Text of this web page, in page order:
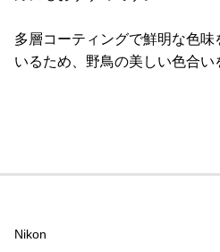
多層コーティングで鮮明な色
いるため、野鳥の美しい色合い
Nikon